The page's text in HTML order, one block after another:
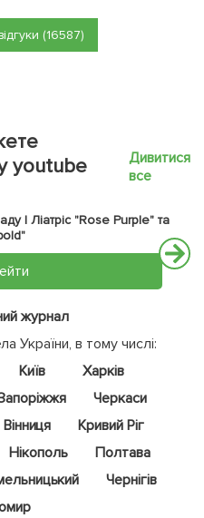
(16587)
youtube
Дивитися
все
| Ліатріс "Rose Purple" та
журнал
України, в тому числі:
Київ
Харків
Черкаси
Вінниця
Кривий Ріг
Нікополь
Полтава
Чернігів